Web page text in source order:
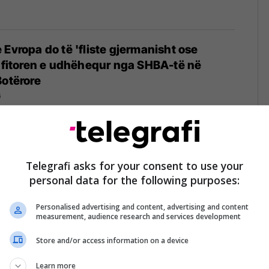
Evropa do të 'fliste gjermanisht ose
e udhëhequr nga SHBA-të në
më të qartë deri më tani -
e forcës për të marrë Grenlandën
me Vuçiqin: Ti me patate e djathë në
po mban fjalime në Shtëpinë e
Telegrafi asks for your consent to use your
personal data for the following purposes:
Personalised advertising and content, advertising and content
measurement, audience research and services development
Store and/or access information on a device
Learn more